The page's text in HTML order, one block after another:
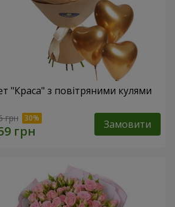
"Краса" з повітряними кулями
грн Замовити